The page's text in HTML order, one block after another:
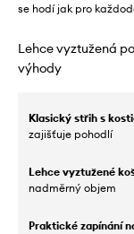
se hodí jak pro
Lehce vyztužená
výhody
Klasický střih s
zajišťuje pohodlí
Lehce vyztužené
nadměrný objem
Praktické zapínání